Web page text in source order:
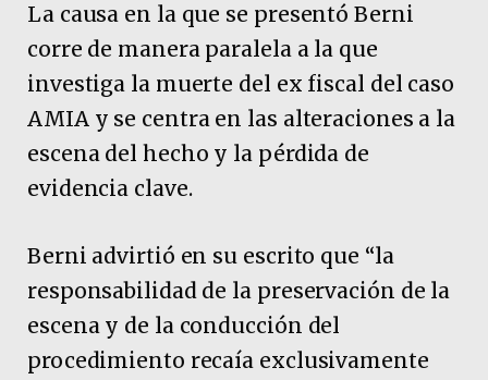
La causa en la que se presentó Berni
corre de manera paralela a la que
investiga la muerte del ex fiscal del caso
AMIA y se centra en las alteraciones a la
escena del hecho y la pérdida de
evidencia clave.
Berni advirtió en su escrito que “la
responsabilidad de la preservación de la
escena y de la conducción del
procedimiento recaía exclusivamente